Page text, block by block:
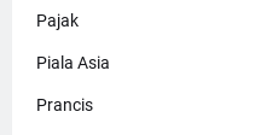
Pajak
Piala Asia
Prancis